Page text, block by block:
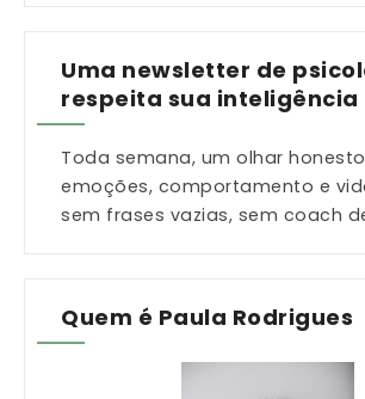
Uma newsletter de
respeita sua inteligência
Toda semana, um olhar
emoções, comportamento e
sem frases vazias, sem coach
Quem é Paula Rodrigues